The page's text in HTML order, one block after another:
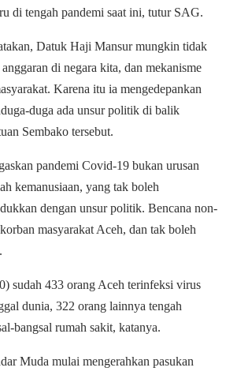
di tengah pandemi saat ini, tutur SAG.
Datuk Haji Mansur mungkin tidak
di negara kita, dan mekanisme
Karena itu ia mengedepankan
duga ada unsur politik di balik
Sembako tersebut.
pandemi Covid-19 bukan urusan
kemanusiaan, yang tak boleh
dengan unsur politik. Bencana non-
masyarakat Aceh, dan tak boleh
sudah 433 orang Aceh terinfeksi virus
dunia, 322 orang lainnya tengah
bangsal rumah sakit, katanya.
Muda mulai mengerahkan pasukan